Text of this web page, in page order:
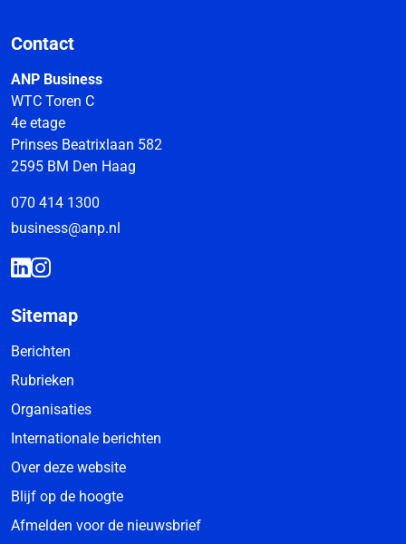
Contact
ANP Business
WTC Toren C
4e etage
Prinses Beatrixlaan 582
2595 BM Den Haag
070 414 1300
business@anp.nl
Sitemap
Berichten
Rubrieken
Organisaties
Internationale berichten
Over deze website
Blijf op de hoogte
Afmelden voor de nieuwsbrief